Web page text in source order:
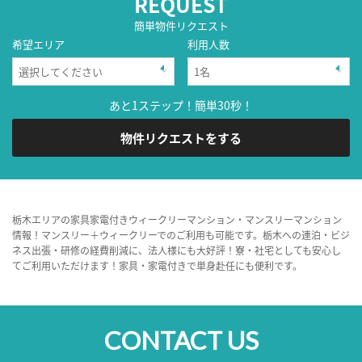
簡単物件リクエスト
希望エリア
利用人数
あと1ステップ！簡単30秒！
物件リクエストをする
栃木エリアの家具家電付きウィークリーマンション・マンスリーマンション
情報！マンスリー＋ウィークリーでのご利用も可能です。栃木への連泊・ビジ
ネス出張・研修の経費削減に、法人様にも大好評！寮・社宅としても安心し
てご利用いただけます！家具・家電付きで単身赴任にも便利です。
CONTACT US